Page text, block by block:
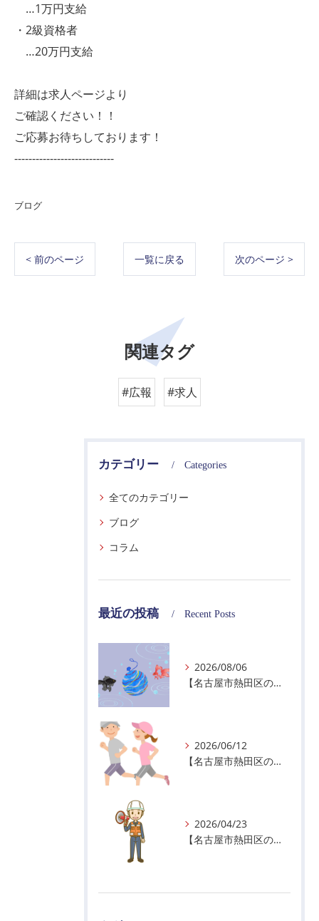
…1万円支給
・2級資格者
…20万円支給
詳細は求人ページより
ご確認ください！！
ご応募お待ちしております！
----------------------------
ブログ
< 前のページ 一覧に戻る 次のページ >
関連タグ
#広報 #求人
カテゴリー Categories
全てのカテゴリー
ブログ
コラム
最近の投稿 Recent Posts
2026/08/06
【名古屋市熱田区の警備会社】夏季休業のお知らせ
2026/06/12
【名古屋市熱田区の警備会社】暑熱順化で熱中症対策を！
2026/04/23
【名古屋市熱田区の警備会社】GWの面接状況について！